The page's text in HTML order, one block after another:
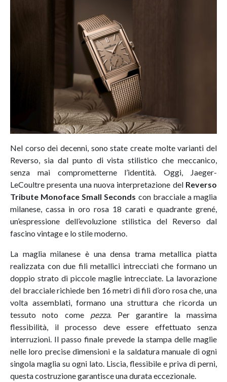
Nel corso dei decenni, sono state create molte varianti del
Reverso, sia dal punto di vista stilistico che meccanico,
senza mai comprometterne l’identità. Oggi, Jaeger-
LeCoultre presenta una nuova interpretazione del Reverso
Tribute Monoface Small Seconds con bracciale a maglia
milanese, cassa in oro rosa 18 carati e quadrante grené,
un’espressione dell’evoluzione stilistica del Reverso dal
fascino vintage e lo stile moderno.
La maglia milanese è una densa trama metallica piatta
realizzata con due fili metallici intrecciati che formano un
doppio strato di piccole maglie intrecciate. La lavorazione
del bracciale richiede ben 16 metri di fili d’oro rosa che, una
volta assemblati, formano una struttura che ricorda un
tessuto noto come pezza. Per garantire la massima
flessibilità, il processo deve essere effettuato senza
interruzioni. Il passo finale prevede la stampa delle maglie
nelle loro precise dimensioni e la saldatura manuale di ogni
singola maglia su ogni lato. Liscia, flessibile e priva di perni,
questa costruzione garantisce una durata eccezionale.